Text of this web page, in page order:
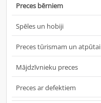
Preces bērniem
Spēles un hobiji
Preces tūrismam un atpūtai
Mājdzīvnieku preces
Preces ar defektiem